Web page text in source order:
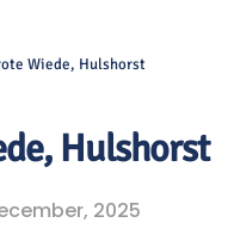
Wiede, Hulshorst
Hulshorst
2025